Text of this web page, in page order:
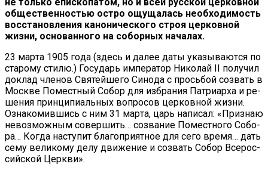
об­ще­ствен­но­стью ост­ро ощу­ща­лась необ­хо­ди­мость
вос­ста­нов­ле­ния ка­но­ни­че­ско­го строя цер­ков­ной
жиз­ни, ос­но­ван­но­го на со­бор­ных на­ча­лах.
23 мар­та 1905 го­да (здесь и да­лее да­ты ука­зы­ва­ют­ся по
ста­ро­му сти­лю.) Го­су­дарь им­пе­ра­тор Ни­ко­лай II по­лу­чил
до­клад чле­нов Свя­тей­ше­го Си­но­да с прось­бой со­звать в
Москве По­мест­ный Со­бор для из­бра­ния Пат­ри­ар­ха и ре­
ше­ния прин­ци­пи­аль­ных во­про­сов цер­ков­ной жиз­ни.
Озна­ко­мив­шись с ним 31 мар­та, царь на­пи­сал: «При­знаю
невоз­мож­ным со­вер­шить… со­зва­ние По­мест­но­го Со­бо­
ра… Ко­гда на­сту­пит бла­го­при­ят­ное для се­го вре­мя… дать
се­му ве­ли­ко­му де­лу дви­же­ние и со­звать Со­бор Все­рос­
сий­ской Церк­ви».